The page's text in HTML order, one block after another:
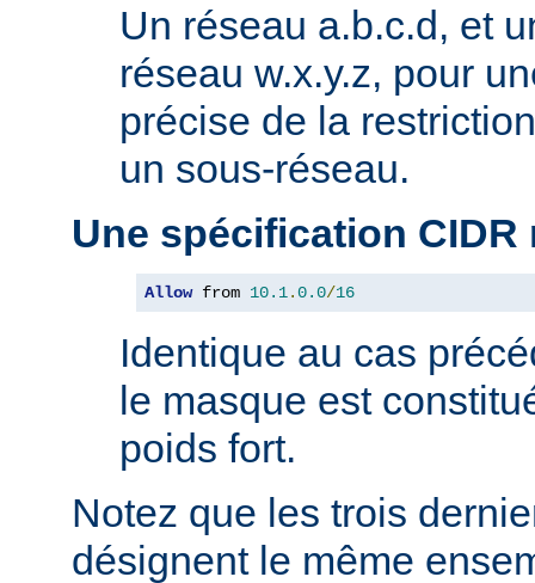
Un réseau a.b.c.d, et
réseau w.x.y.z, pour
précise de la
un sous-réseau.
Une spécification CIDR
Allow from 10.1.0.0/16
Identique au cas
le masque est
poids fort.
Notez que les trois
désignent le même